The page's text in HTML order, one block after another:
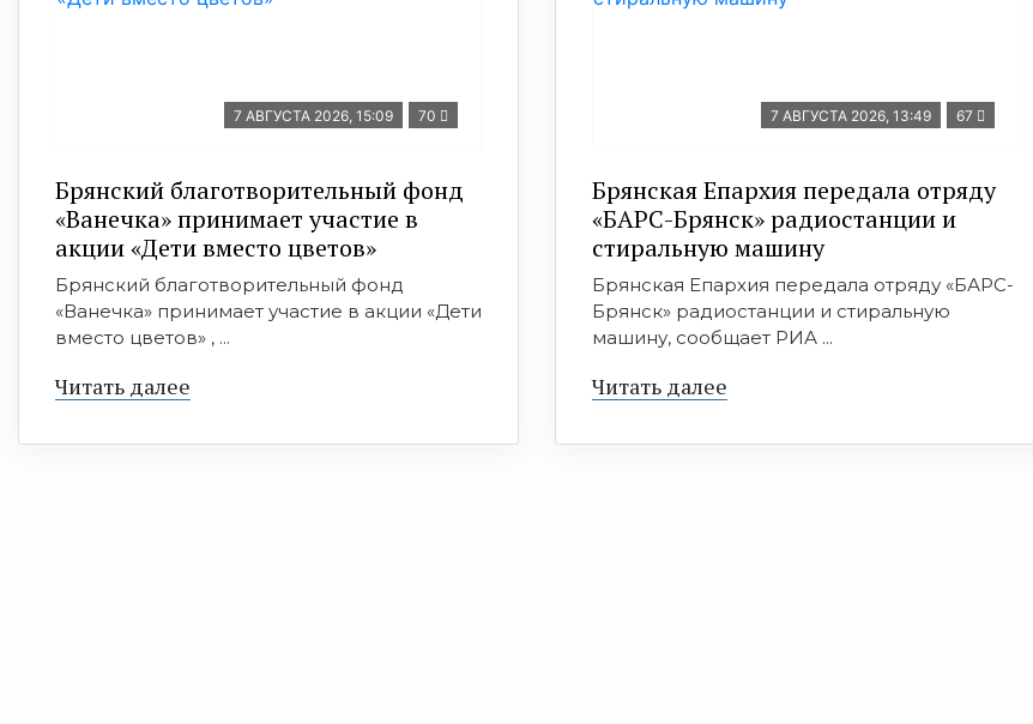
7 АВГУСТА 2026, 15:09 70
Брянский благотворительный фонд
«Ванечка» принимает участие в
акции «Дети вместо цветов»
Брянский благотворительный фонд
«Ванечка» принимает участие в акции «Дети
вместо цветов» , ...
Читать далее
7 АВГУСТА 2026, 13:49 67
Брянская Епархия передала отряду
«БАРС-Брянск» радиостанции и
стиральную машину
Брянская Епархия передала отряду «БАРС-
Брянск» радиостанции и стиральную
машину, сообщает РИА ...
Читать далее